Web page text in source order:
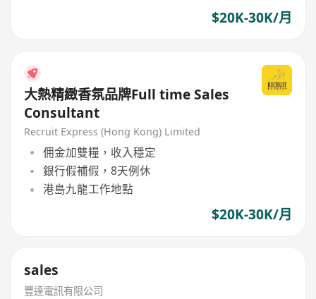
$20K-30K/月
大熱精緻香氛品牌Full time Sales
Consultant
Recruit Express (Hong Kong) Limited
佣金加雙糧，收入穩定
銀行假補假，8天例休
港島九龍工作地點
$20K-30K/月
sales
豐達電訊有限公司